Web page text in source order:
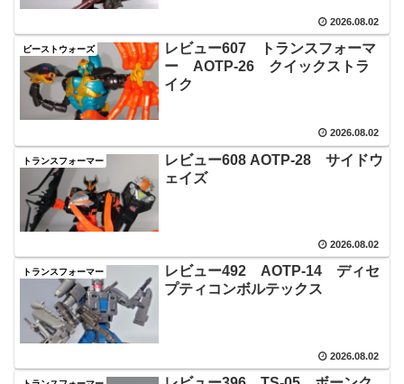
2026.08.02
ビーストウォーズ
レビュー607 トランスフォーマ
ー AOTP‐26 クイックストラ
イク
2026.08.02
トランスフォーマー
レビュー608 AOTP‐28 サイドウ
ェイズ
2026.08.02
トランスフォーマー
レビュー492 AOTP‐14 ディセ
プティコンボルテックス
2026.08.02